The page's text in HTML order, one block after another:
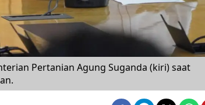
Pertanian Agung Suganda (kiri) saat